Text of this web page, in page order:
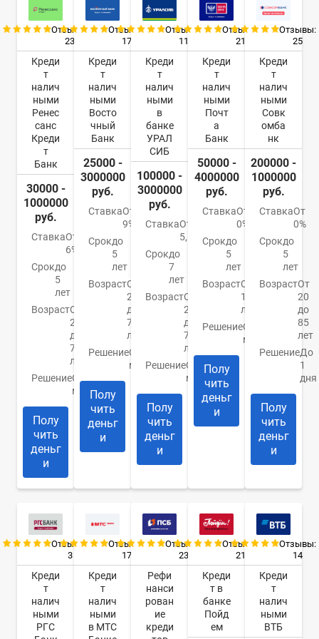
Отзывы:
23
Креди
т
налич
ными
Ренес
санс
Креди
т
Банк
30000 -
1000000
руб.
СтавкаОт
6%
Срокдо
5
лет
ВозрастОт
20
до
70
лет
РешениеОт 1
минуты
Полу
чить
деньг
и
Отзывы:
17
Креди
т
налич
ными
Восто
чный
Банк
25000 -
3000000
руб.
СтавкаОт
9%
Срокдо
5
лет
ВозрастОт
21
до
76
лет
РешениеОт 30
минут
Полу
чить
деньг
и
Отзывы:
11
Креди
т
налич
ными
в
банке
УРАЛ
СИБ
100000 -
3000000
руб.
СтавкаОт
5,5%
Срокдо
7
лет
ВозрастОт
23
до
70
лет
РешениеОт 10
минут
Полу
чить
деньг
и
Отзывы:
21
Креди
т
налич
ными
Почт
а
Банк
50000 -
4000000
руб.
СтавкаОт
0%
Срокдо
5
лет
ВозрастОт
18
лет
РешениеОт 1
минуты
Полу
чить
деньг
и
Отзывы:
25
Креди
т
налич
ными
Совк
омба
нк
200000 -
1000000
руб.
СтавкаОт
0%
Срокдо
5
лет
ВозрастОт
20
до
85
лет
РешениеДо
1
дня
Полу
чить
деньг
и
Отзывы:
3
Креди
т
налич
ными
РГС
Отзывы:
17
Креди
т
налич
ными
в МТС
Отзывы:
23
Рефи
нанси
рован
ие
креди
Отзывы:
21
Креди
т в
банке
Пойд
ем
Отзывы:
14
Креди
т
налич
ными
ВТБ